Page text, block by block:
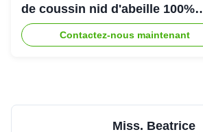
de coussin nid d'abeille 100%
recyclable pour emballage de
protection écologique
Contactez-nous maintenant
Miss. Beatrice